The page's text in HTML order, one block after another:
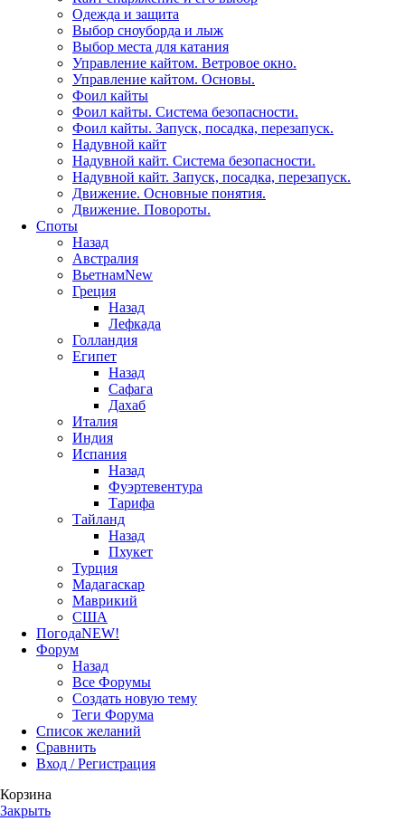
Одежда и защита
Выбор сноуборда и лыж
Выбор места для катания
Управление кайтом. Ветровое окно.
Управление кайтом. Основы.
Фоил кайты
Фоил кайты. Система безопасности.
Фоил кайты. Запуск, посадка, перезапуск.
Надувной кайт
Надувной кайт. Система безопасности.
Надувной кайт. Запуск, посадка, перезапуск.
Движение. Основные понятия.
Движение. Повороты.
Споты
Назад
Австралия
ВьетнамNew
Греция
Назад
Лефкада
Голландия
Египет
Назад
Сафага
Дахаб
Италия
Индия
Испания
Назад
Фуэртевентура
Тарифа
Тайланд
Назад
Пхукет
Турция
Мадагаскар
Маврикий
США
ПогодаNEW!
Форум
Назад
Все Форумы
Создать новую тему
Теги Форума
Список желаний
Сравнить
Вход / Регистрация
Корзина
Закрыть